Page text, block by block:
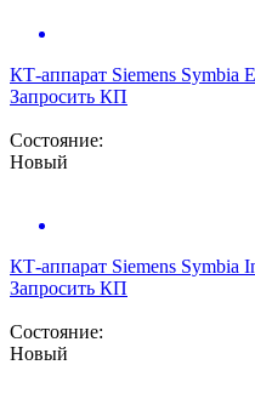
КТ-аппарат Siemens Symbia
Запросить КП
Состояние:
Новый
КТ-аппарат Siemens Symbia
Запросить КП
Состояние:
Новый